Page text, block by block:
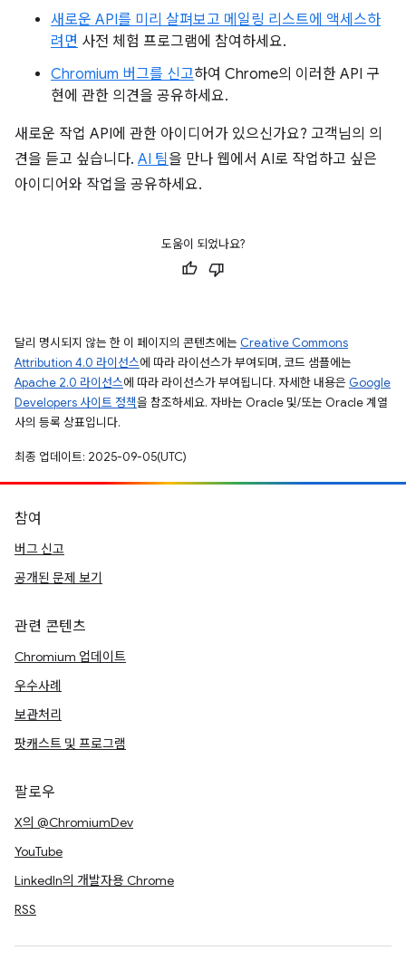
새로운 API를 미리 살펴보고 메일링 리스트에 액세스하
려면 사전 체험 프로그램에 참여하세요.
Chromium 버그를 신고하여 Chrome의 이러한 API 구
현에 관한 의견을 공유하세요.
새로운 작업 API에 관한 아이디어가 있으신가요? 고객님의 의
견을 듣고 싶습니다. AI 팀을 만나 웹에서 AI로 작업하고 싶은
아이디어와 작업을 공유하세요.
도움이 되었나요?
달리 명시되지 않는 한 이 페이지의 콘텐츠에는 Creative Commons
Attribution 4.0 라이선스에 따라 라이선스가 부여되며, 코드 샘플에는
Apache 2.0 라이선스에 따라 라이선스가 부여됩니다. 자세한 내용은 Google
Developers 사이트 정책을 참조하세요. 자바는 Oracle 및/또는 Oracle 계열
사의 등록 상표입니다.
최종 업데이트: 2025-09-05(UTC)
참여
버그 신고
공개된 문제 보기
관련 콘텐츠
Chromium 업데이트
우수사례
보관처리
팟캐스트 및 프로그램
팔로우
X의 @ChromiumDev
YouTube
LinkedIn의 개발자용 Chrome
RSS